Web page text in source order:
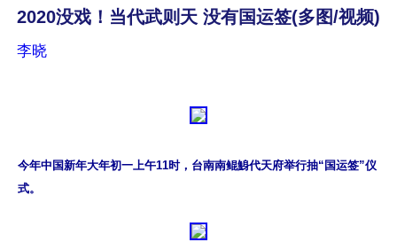
2020没戏！当代武则天 没有国运签(多图/视频)
李晓
今年中国新年大年初一上午11时，台南南鲲鯓代天府举行抽“国运签”仪
式。